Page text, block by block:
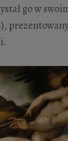
go w